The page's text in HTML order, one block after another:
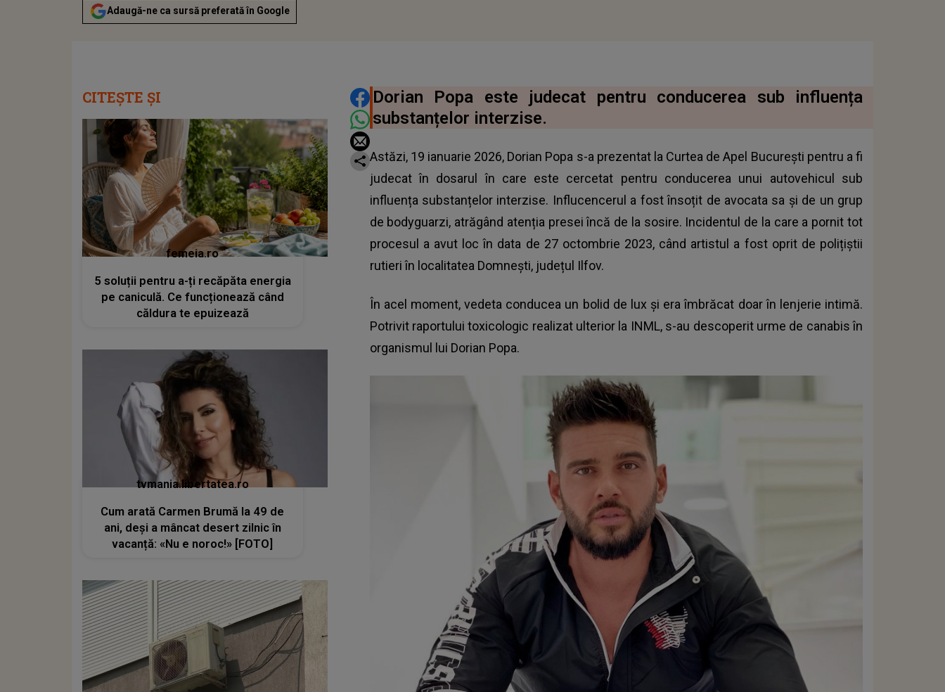
Adaugă-ne ca sursă preferată în Google
DISTRIBUIE ARTICOLUL
Dorian Popa este judecat pentru conducerea sub influența
substanțelor interzise.
Astăzi, 19 ianuarie 2026, Dorian Popa s-a prezentat la Curtea de Apel București pentru a fi
judecat în dosarul în care este cercetat pentru conducerea unui autovehicul sub
influența substanțelor interzise. Influcencerul a fost însoțit de avocata sa și de un grup
de bodyguarzi, atrăgând atenția presei încă de la sosire. Incidentul de la care a pornit tot
procesul a avut loc în data de 27 octombrie 2023, când artistul a fost oprit de polițiștii
rutieri în localitatea Domnești, județul Ilfov.
În acel moment, vedeta conducea un bolid de lux și era îmbrăcat doar în lenjerie intimă.
Potrivit raportului toxicologic realizat ulterior la INML, s-au descoperit urme de canabis în
organismul lui Dorian Popa.
CITEȘTE ȘI
femeia.ro
5 soluții pentru a-ți recăpăta energia
pe caniculă. Ce funcționează când
căldura te epuizează
tvmania.libertatea.ro
Cum arată Carmen Brumă la 49 de
ani, deși a mâncat desert zilnic în
vacanță: «Nu e noroc!» [FOTO]